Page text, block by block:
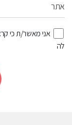
אתר
אני מאשר/ת כי
לה